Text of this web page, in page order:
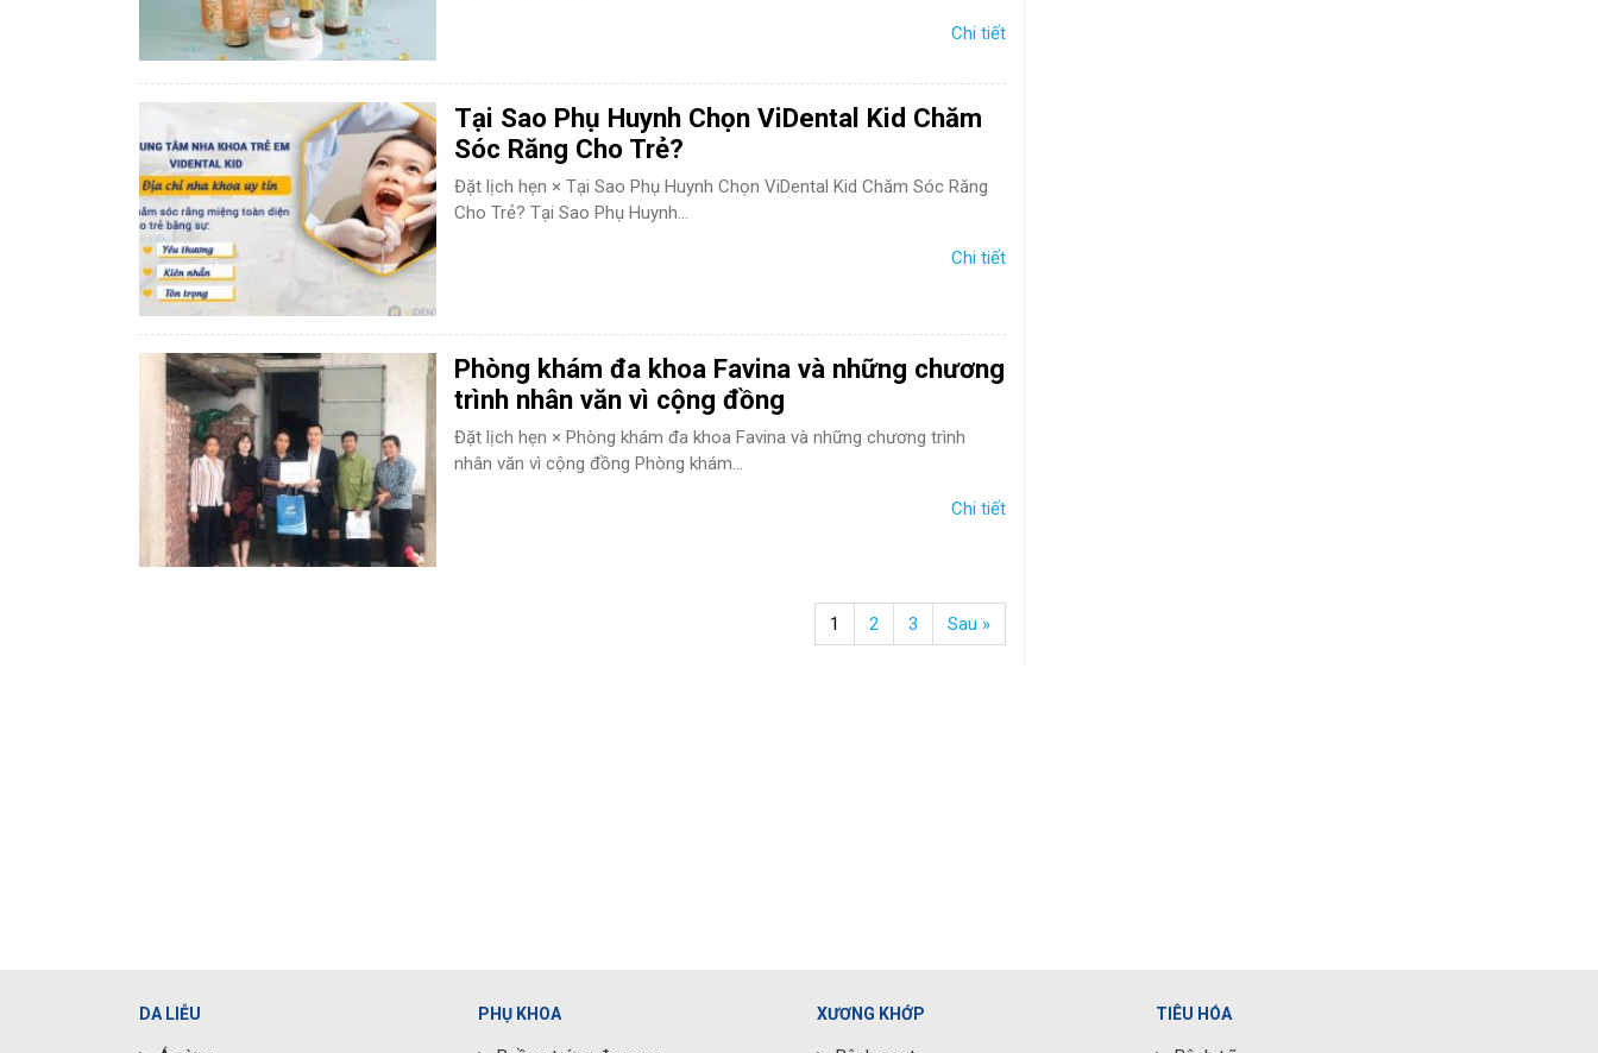
Chi tiết
Tại Sao Phụ Huynh Chọn ViDental Kid Chăm
Sóc Răng Cho Trẻ?
Đặt lịch hẹn × Tại Sao Phụ Huynh Chọn ViDental Kid Chăm Sóc Răng
Cho Trẻ? Tại Sao Phụ Huynh...
Chi tiết
Phòng khám đa khoa Favina và những chương
trình nhân văn vì cộng đồng
Đặt lịch hẹn × Phòng khám đa khoa Favina và những chương trình
nhân văn vì cộng đồng Phòng khám...
Chi tiết
1 2 3 Sau »
DA LIỄU PHỤ KHOA XƯƠNG KHỚP TIÊU HÓA